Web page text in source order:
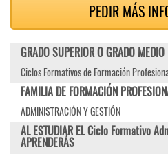
PEDIR MÁS
GRADO SUPERIOR O GRADO MEDIO
Ciclos Formativos de Formación
FAMILIA DE FORMACIÓN
ADMINISTRACIÓN Y GESTIÓN
AL ESTUDIAR EL Ciclo Formativo
APRENDERÁS